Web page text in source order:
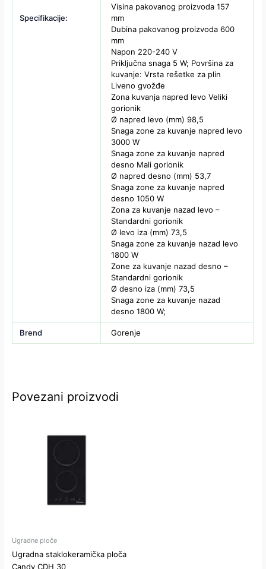
Specifikacije:
Visina pakovanog proizvoda 157
mm
Dubina pakovanog proizvoda 600
mm
Napon 220-240 V
Priključna snaga 5 W; Površina za
kuvanje: Vrsta rešetke za plin
Liveno gvožđe
Zona kuvanja napred levo Veliki
gorionik
Ø napred levo (mm) 98,5
Snaga zone za kuvanje napred levo
3000 W
Snaga zone za kuvanje napred
desno Mali gorionik
Ø napred desno (mm) 53,7
Snaga zone za kuvanje napred
desno 1050 W
Zona za kuvanje nazad levo –
Standardni gorionik
Ø levo iza (mm) 73,5
Snaga zone za kuvanje nazad levo
1800 W
Zone za kuvanje nazad desno –
Standardni gorionik
Ø desno iza (mm) 73,5
Snaga zone za kuvanje nazad
desno 1800 W;
Brend Gorenje
Povezani proizvodi
Ugradne ploče
Ugradna staklokeramička ploča
Candy CDH 30